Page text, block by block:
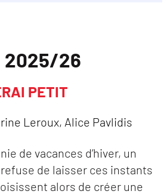
2025/26
PETIT
Leroux, Alice Pavlidis
de vacances d’hiver, un
de laisser ces instants
alors de créer une